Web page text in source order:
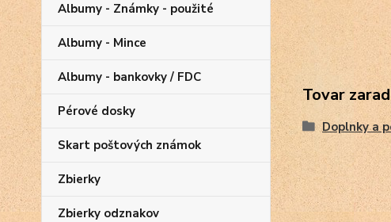
Albumy - Známky - použité
Albumy - Mince
Albumy - bankovky / FDC
Pérové dosky
Skart poštových známok
Zbierky
Zbierky odznakov
Tovar
Doplnky a